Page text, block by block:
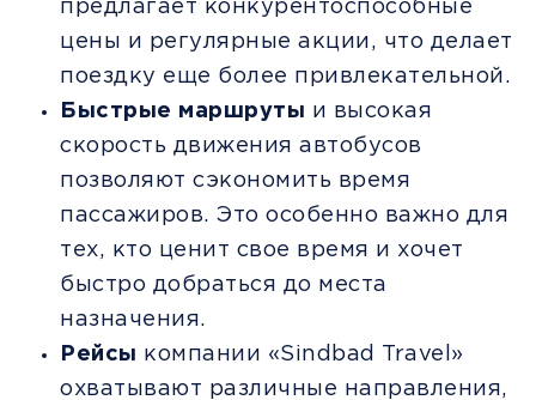
предлагает конкурентоспособные
цены и регулярные акции, что делает
поездку еще более привлекательной.
Быстрые маршруты и высокая
скорость движения автобусов
позволяют сэкономить время
пассажиров. Это особенно важно для
тех, кто ценит свое время и хочет
быстро добраться до места
назначения.
Рейсы компании «Sindbad Travel»
охватывают различные направления,